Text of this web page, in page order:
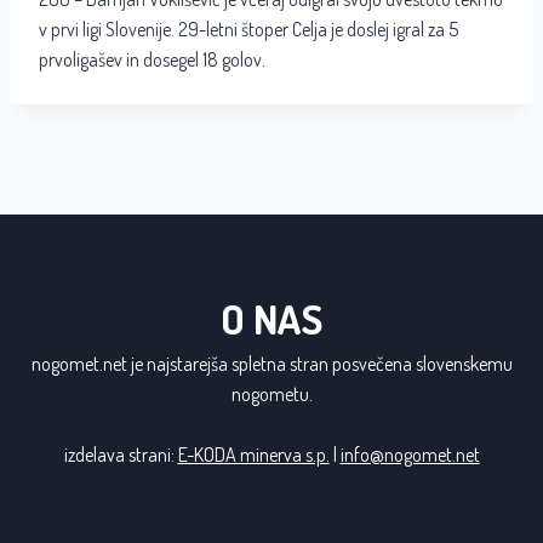
v prvi ligi Slovenije. 29-letni štoper Celja je doslej igral za 5
prvoligašev in dosegel 18 golov.
O NAS
nogomet.net je najstarejša spletna stran posvečena slovenskemu
nogometu.
izdelava strani: E-KODA minerva s.p. info@nogomet.net